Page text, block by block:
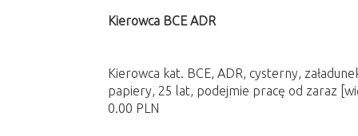
Kierowca BCE ADR
Kierowca kat. BCE, ADR, cysterny,
papiery, 25 lat, podejmie pracę od zaraz
0.00 PLN